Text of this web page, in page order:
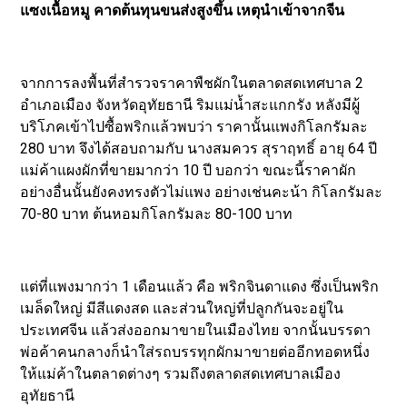
แซงเนื้อหมู คาดต้นทุนขนส่งสูงขึ้น เหตุนำเข้าจากจีน
จากการลงพื้นที่สำรวจราคาพืชผักในตลาดสดเทศบาล 2
อำเภอเมือง จังหวัดอุทัยธานี ริมแม่น้ำสะแกกรัง หลังมีผู้
บริโภคเข้าไปซื้อพริกแล้วพบว่า ราคานั้นแพงกิโลกรัมละ
280 บาท จึงได้สอบถามกับ นางสมควร สุราฤทธิ์ อายุ 64 ปี
แม่ค้าแผงผักที่ขายมากว่า 10 ปี บอกว่า ขณะนี้ราคาผัก
อย่างอื่นนั้นยังคงทรงตัวไม่แพง อย่างเช่นคะน้า กิโลกรัมละ
70-80 บาท ต้นหอมกิโลกรัมละ 80-100 บาท
แต่ที่แพงมากว่า 1 เดือนแล้ว คือ พริกจินดาแดง ซึ่งเป็นพริก
เมล็ดใหญ่ มีสีแดงสด และส่วนใหญ่ที่ปลูกกันจะอยู่ใน
ประเทศจีน แล้วส่งออกมาขายในเมืองไทย จากนั้นบรรดา
พ่อค้าคนกลางก็นำใส่รถบรรทุกผักมาขายต่ออีกทอดหนึ่ง
ให้แม่ค้าในตลาดต่างๆ รวมถึงตลาดสดเทศบาลเมือง
อุทัยธานี